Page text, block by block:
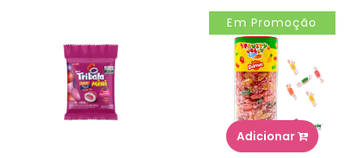
Em Promoção
Adicionar